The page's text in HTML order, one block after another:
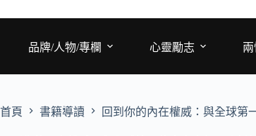
品牌/人物/專欄
心靈勵志
首頁 書籍導讀 回到你的內在權威：與全球第